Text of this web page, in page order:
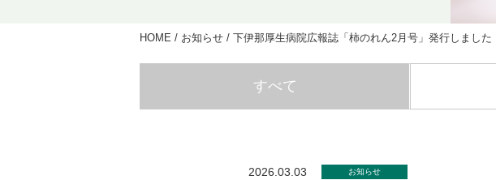
HOME / お知らせ / 下伊那厚生病院広報誌「柿のれん2月号」発行しました
すべて
2026.03.03 お知らせ